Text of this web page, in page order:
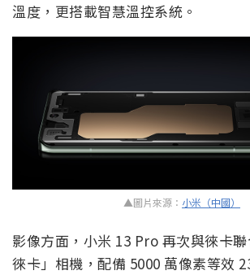
溫度，更搭載智慧溫控系統。
▲圖片來源： 小米（中國）
影像方面，小米 13 Pro 再次與徠卡
徠卡」相機，配備 5000 萬像素等效